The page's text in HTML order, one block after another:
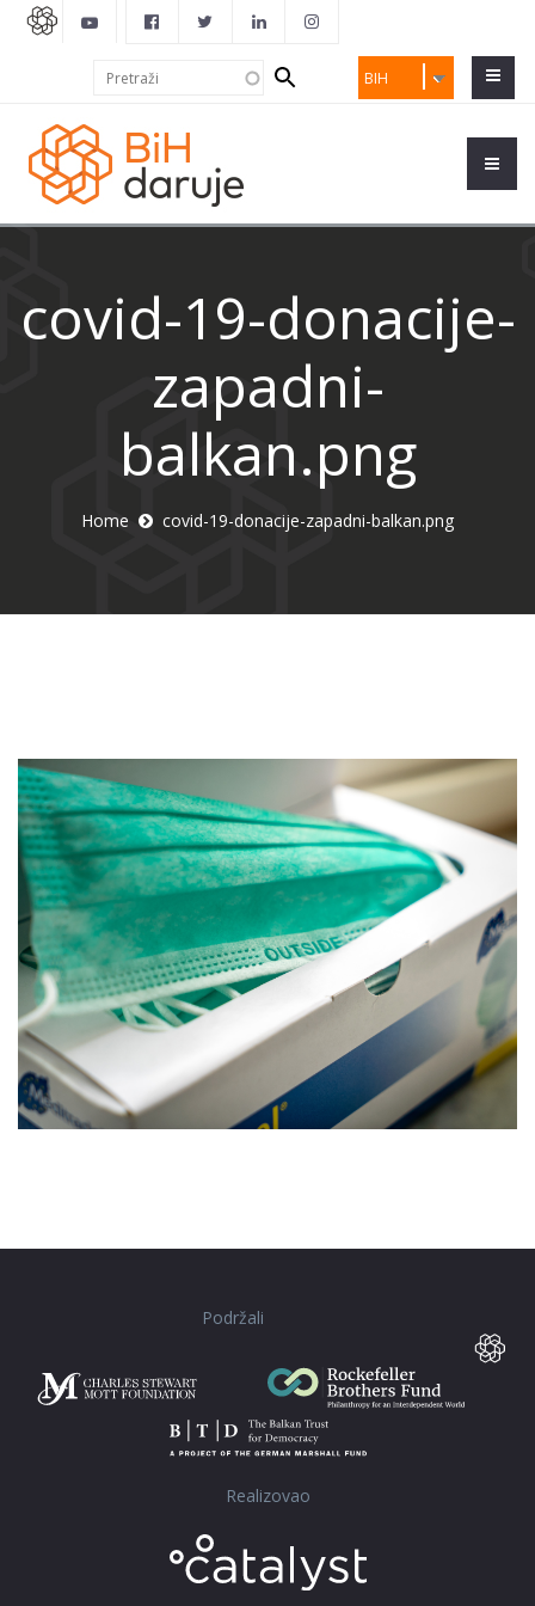
BIH
Search
form
covid-19-donacije-
zapadni-
balkan.png
Home covid-19-donacije-zapadni-balkan.png
Podržali
Realizovao